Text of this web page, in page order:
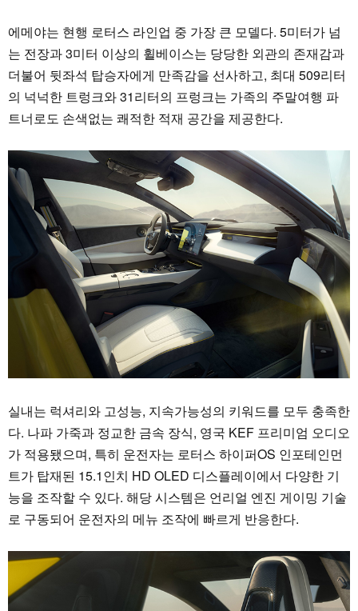
에메야는 현행 로터스 라인업 중 가장 큰 모델다. 5미터가 넘
는 전장과 3미터 이상의 휠베이스는 당당한 외관의 존재감과
더불어 뒷좌석 탑승자에게 만족감을 선사하고, 최대 509리터
의 넉넉한 트렁크와 31리터의 프렁크는 가족의 주말여행 파
트너로도 손색없는 쾌적한 적재 공간을 제공한다.
실내는 럭셔리와 고성능, 지속가능성의 키워드를 모두 충족한
다. 나파 가죽과 정교한 금속 장식, 영국 KEF 프리미엄 오디오
가 적용됐으며, 특히 운전자는 로터스 하이퍼OS 인포테인먼
트가 탑재된 15.1인치 HD OLED 디스플레이에서 다양한 기
능을 조작할 수 있다. 해당 시스템은 언리얼 엔진 게이밍 기술
로 구동되어 운전자의 메뉴 조작에 빠르게 반응한다.